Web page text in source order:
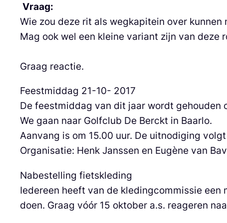
Vraag:
Wie zou deze rit als wegkapitein over kunnen
Mag ook wel een kleine variant zijn van deze
Graag reactie.
Feestmiddag 21-10- 2017
De feestmiddag van dit jaar wordt gehouden
We gaan naar Golfclub De Berckt in Baarlo.
Aanvang is om 15.00 uur. De uitnodiging
Organisatie: Henk Janssen en Eugène van
Nabestelling fietskleding
Iedereen heeft van de kledingcommissie
doen. Graag vóór 15 oktober a.s. reageren